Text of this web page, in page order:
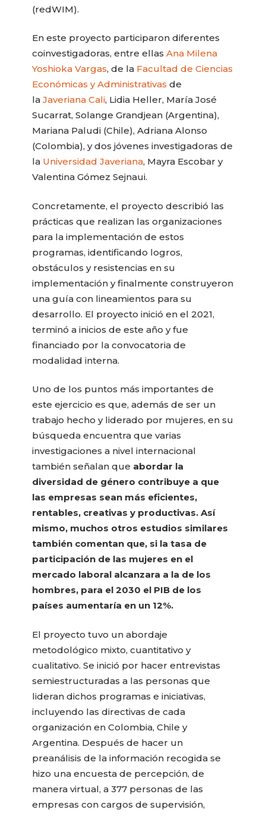
(redWIM).
En este proyecto participaron diferentes
coinvestigadoras, entre ellas Ana Milena
Yoshioka Vargas, de la Facultad de Ciencias
Económicas y Administrativas de
laJaveriana Cali, Lidia Heller, María José
Sucarrat, Solange Grandjean (Argentina),
Mariana Paludi (Chile), Adriana Alonso
(Colombia), y dos jóvenes investigadoras de
la Universidad Javeriana, Mayra Escobar y
Valentina Gómez Sejnaui.
Concretamente, el proyecto describió las
prácticas que realizan las organizaciones
para la implementación de estos
programas, identificando logros,
obstáculos y resistencias en su
implementación y finalmente construyeron
una guía con lineamientos para su
desarrollo. El proyecto inició en el 2021,
terminó a inicios de este año y fue
financiado por la convocatoria de
modalidad interna.
Uno de los puntos más importantes de
este ejercicio es que, además de ser un
trabajo hecho y liderado por mujeres, en su
búsqueda encuentra que varias
investigaciones a nivel internacional
también señalan que abordar la
diversidad de género contribuye a que
las empresas sean más eficientes,
rentables, creativas y productivas. Así
mismo, muchos otros estudios similares
también comentan que, si la tasa de
participación de las mujeres en el
mercado laboral alcanzara a la de los
hombres, para el 2030 el PIB de los
países aumentaría en un 12%.
El proyecto tuvo un abordaje
metodológico mixto, cuantitativo y
cualitativo. Se inició por hacer entrevistas
semiestructuradas a las personas que
lideran dichos programas e iniciativas,
incluyendo las directivas de cada
organización en Colombia, Chile y
Argentina. Después de hacer un
preanálisis de la información recogida se
hizo una encuesta de percepción, de
manera virtual, a 377 personas de las
empresas con cargos de supervisión,